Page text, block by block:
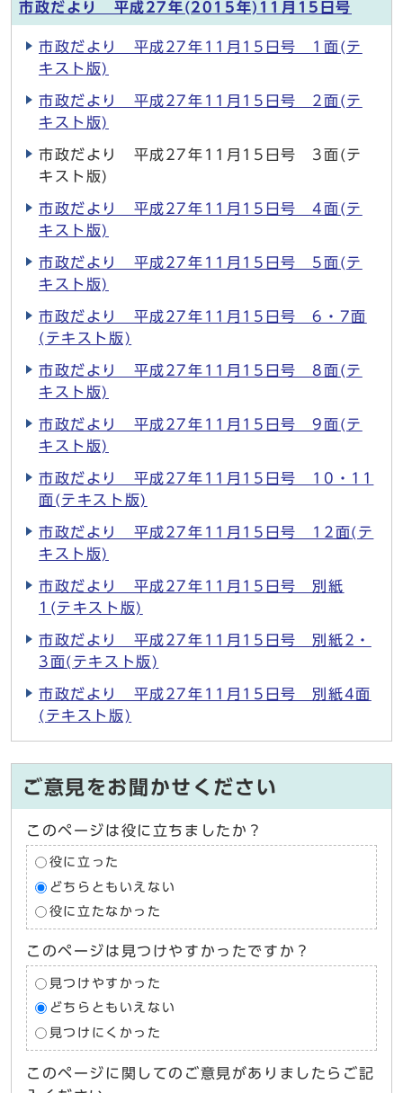
市政だより 平成27年(2015年)11月15日号
市政だより 平成27年11月15日号 1面(テ
キスト版)
市政だより 平成27年11月15日号 2面(テ
キスト版)
市政だより 平成27年11月15日号 3面(テ
キスト版)
市政だより 平成27年11月15日号 4面(テ
キスト版)
市政だより 平成27年11月15日号 5面(テ
キスト版)
市政だより 平成27年11月15日号 6・7面
(テキスト版)
市政だより 平成27年11月15日号 8面(テ
キスト版)
市政だより 平成27年11月15日号 9面(テ
キスト版)
市政だより 平成27年11月15日号 10・11
面(テキスト版)
市政だより 平成27年11月15日号 12面(テ
キスト版)
市政だより 平成27年11月15日号 別紙
1(テキスト版)
市政だより 平成27年11月15日号 別紙2・
3面(テキスト版)
市政だより 平成27年11月15日号 別紙4面
(テキスト版)
ご意見をお聞かせください
このページは役に立ちましたか？
役に立った
どちらともいえない
役に立たなかった
このページは見つけやすかったですか？
見つけやすかった
どちらともいえない
見つけにくかった
このページに関してのご意見がありましたらご記